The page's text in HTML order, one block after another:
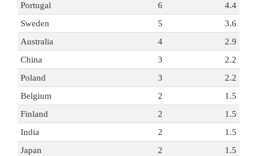
Portugal
6
4.4
Sweden
5
3.6
Australia
4
2.9
China
3
2.2
Poland
3
2.2
Belgium
2
1.5
Finland
2
1.5
India
2
1.5
Japan
2
1.5